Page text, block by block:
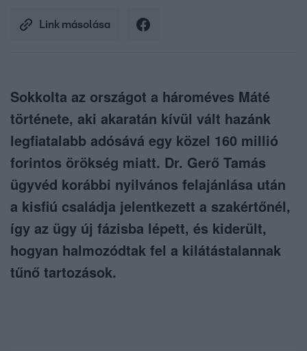
Link másolása
Sokkolta az országot a hároméves Máté
története, aki akaratán kívül vált hazánk
legfiatalabb adósává egy közel 160 millió
forintos örökség miatt. Dr. Gerő Tamás
ügyvéd korábbi nyilvános felajánlása után
a kisfiú családja jelentkezett a szakértőnél,
így az ügy új fázisba lépett, és kiderült,
hogyan halmozódtak fel a kilátástalannak
tűnő tartozások.